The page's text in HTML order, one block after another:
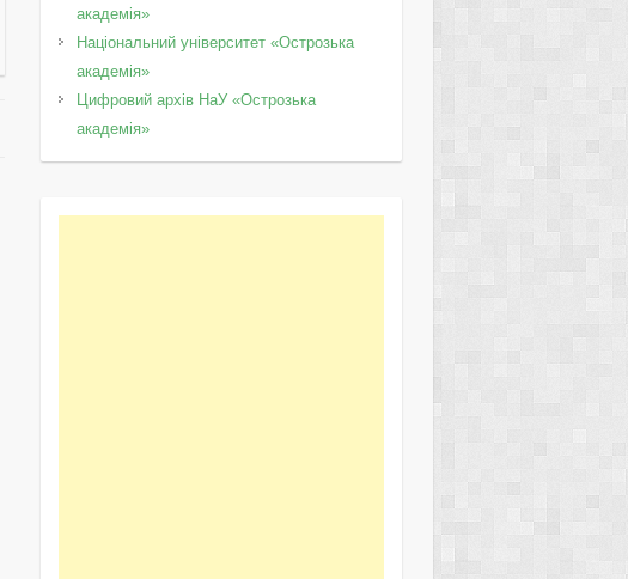
академія»
Національний університет «Острозька
академія»
Цифровий архів НаУ «Острозька
академія»